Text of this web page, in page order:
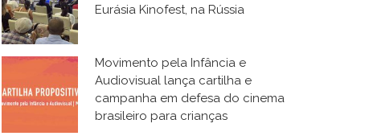
Eurásia Kinofest, na Rússia
Movimento pela Infância e
Audiovisual lança cartilha e
campanha em defesa do cinema
brasileiro para crianças